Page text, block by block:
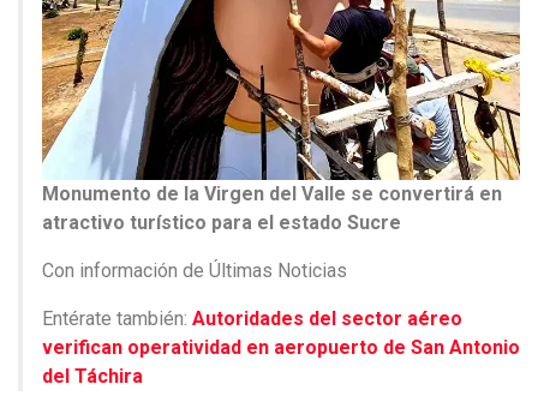
Monumento de la Virgen del Valle se convertirá en
atractivo turístico para el estado Sucre
Con información de Últimas Noticias
Entérate también: Autoridades del sector aéreo
verifican operatividad en aeropuerto de San Antonio
del Táchira